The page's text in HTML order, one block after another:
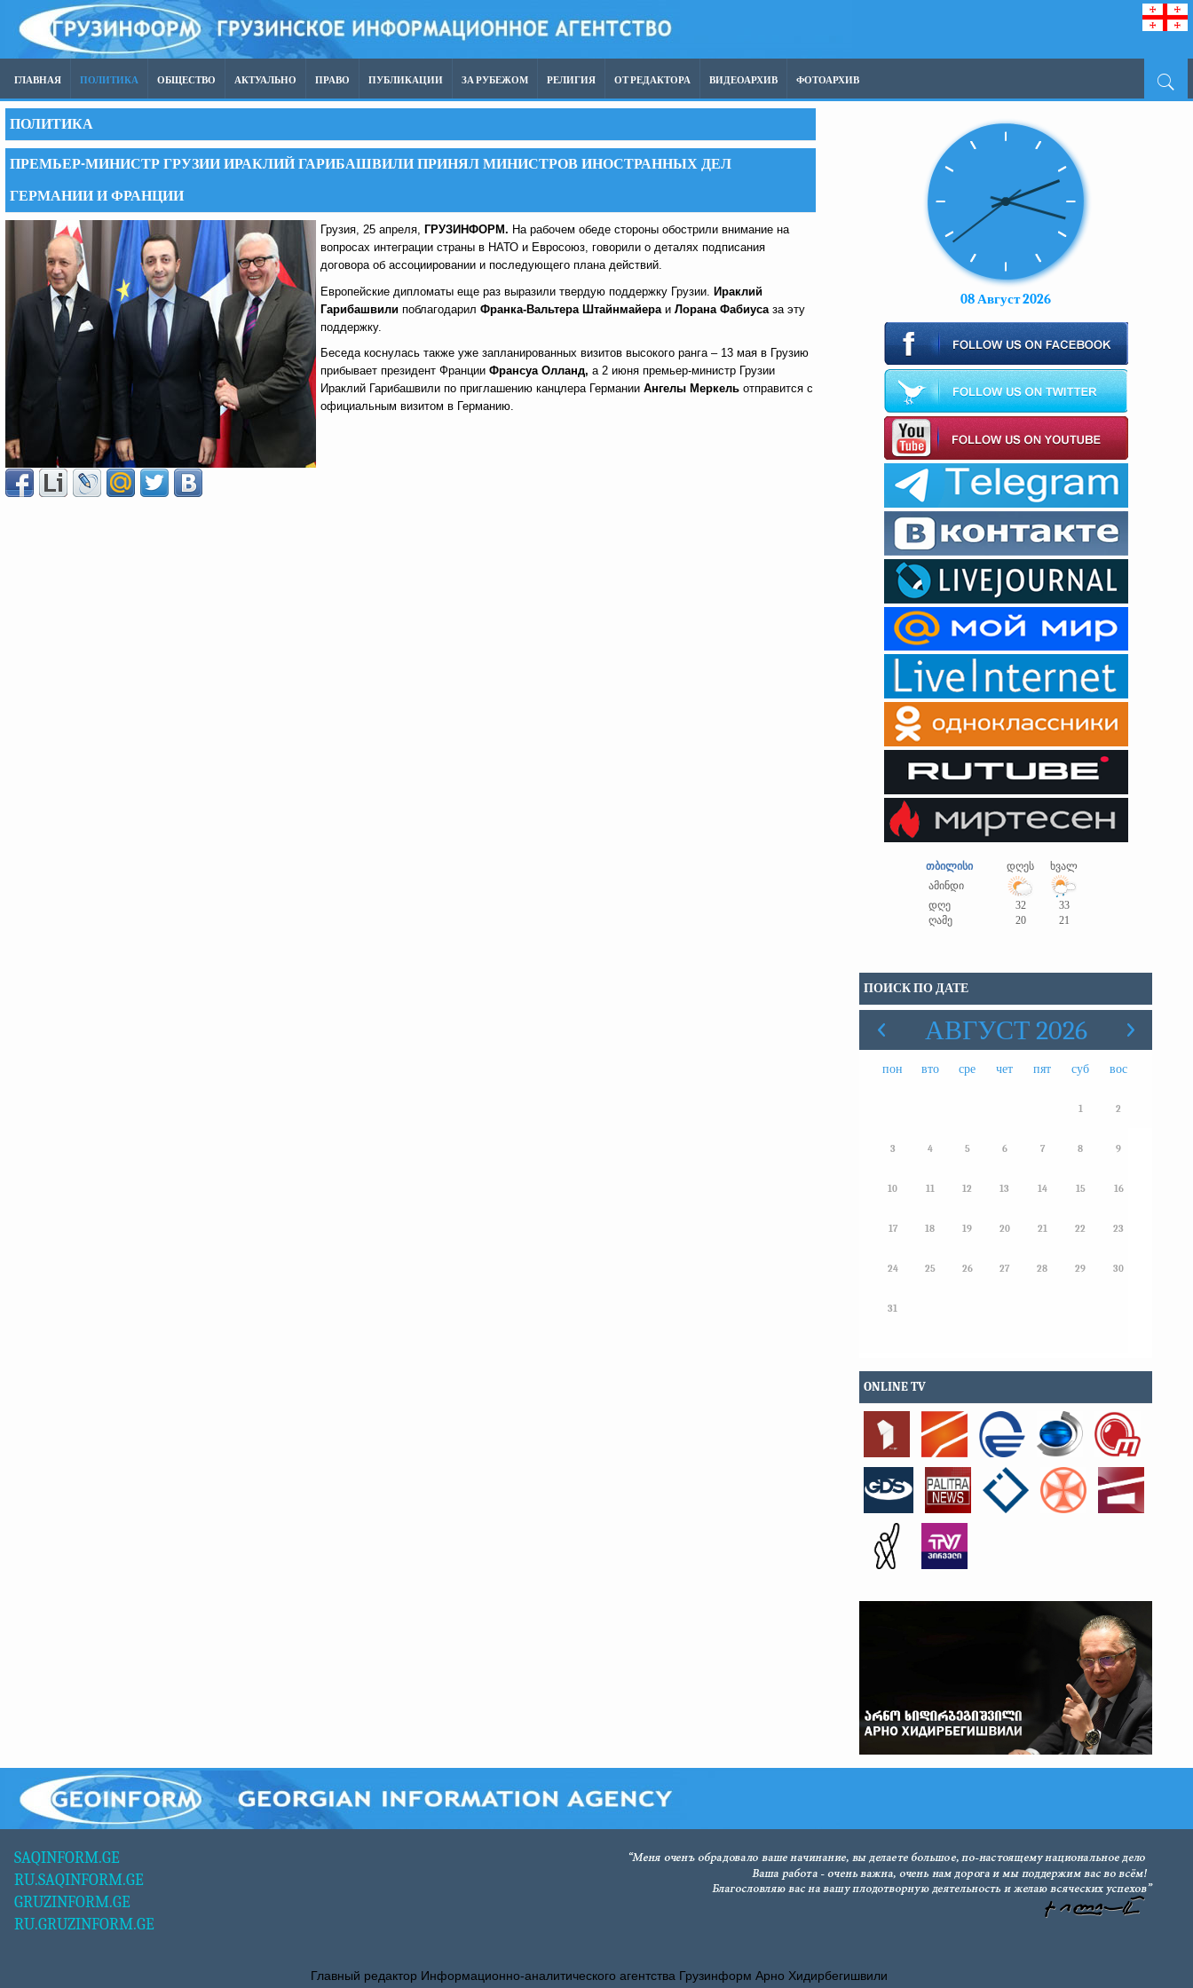
ГЛАВНАЯ ПОЛИТИКА ОБЩЕСТВО АКТУАЛЬНО ПРАВО ПУБЛИКАЦИИ ЗА РУБЕЖОМ РЕЛИГИЯ ОТ РЕДАКТОРА ВИДЕОАРХИВ ФОТОАРХИВ
ПОЛИТИКА
ПРЕМЬЕР-МИНИСТР ГРУЗИИ ИРАКЛИЙ ГАРИБАШВИЛИ ПРИНЯЛ МИНИСТРОВ ИНОСТРАННЫХ ДЕЛ
ГЕРМАНИИ И ФРАНЦИИ
Грузия, 25 апреля, ГРУЗИНФОРМ. На рабочем обеде стороны обострили внимание на
вопросах интеграции страны в НАТО и Евросоюз, говорили о деталях подписания
договора об ассоциировании и последующего плана действий.
Европейские дипломаты еще раз выразили твердую поддержку Грузии. Ираклий
Гарибашвили поблагодарил Франка-Вальтера Штайнмайераи Лорана Фабиусаза эту
поддержку.
Беседа коснулась также уже запланированных визитов высокого ранга – 13 мая в Грузию
прибывает президент Франции Франсуа Олланд, а 2 июня премьер-министр Грузии
Ираклий Гарибашвили по приглашению канцлера Германии Ангелы Меркель отправится с
официальным визитом в Германию.
08 Август 2026
თბილისი დღეს
ხვალ
ამინდი
დღე
32
33
ღამე
20 21
ПОИСК ПО ДАТЕ
АВГУСТ 2026
пон вто сре чет пят суб вос
1 2
3 4 5 6 7 8 9
10 11 12 13 14 15 16
17 18 19 20 21 22 23
24 25 26 27 28 29 30
31
ONLINE TV
SAQINFORM.GE
RU.SAQINFORM.GE
GRUZINFORM.GE
RU.GRUZINFORM.GE
Главный редактор Информационно-аналитического агентства Грузинформ Арно Хидирбегишвили